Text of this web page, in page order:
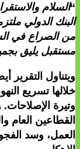
“السلام
البنك الدولي
من الصراع في
مستقبل يليق
ويتناول التقرير
خلالها تسريع
وتيرة
القطاعين
العمل، وسد